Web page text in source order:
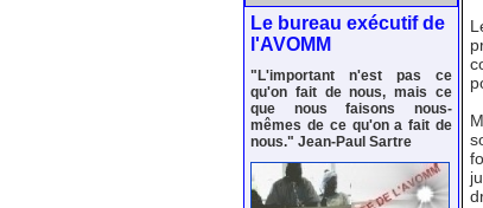
Le bureau exécutif de
l'AVOMM
"L'important n'est pas ce
qu'on fait de nous, mais ce
que nous faisons nous-
mêmes de ce qu'on a fait de
nous." Jean-Paul Sartre